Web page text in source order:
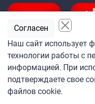
Подпишитесь
на ежедневную рассылку
«Кабельщика»
Наш сайт использует
технологии работы с
информацией. При
подтверждаете свое
файлов cookie.
Согласен